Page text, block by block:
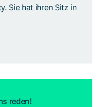
Sie hat ihren Sitz in
reden!